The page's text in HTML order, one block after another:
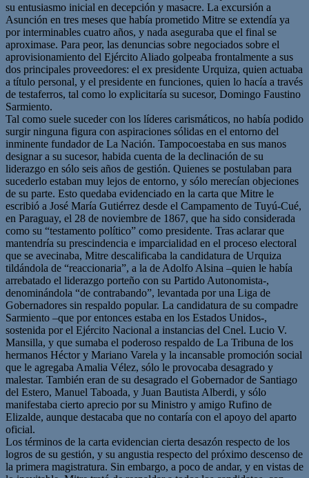
su entusiasmo inicial en decepción y masacre. La excursión a
Asunción en tres meses que había prometido Mitre se extendía ya
por interminables cuatro años, y nada aseguraba que el final se
aproximase. Para peor, las denuncias sobre negociados sobre el
aprovisionamiento del Ejército Aliado golpeaba frontalmente a sus
dos principales proveedores: el ex presidente Urquiza, quien actuaba
a título personal, y el presidente en funciones, quien lo hacía a través
de testaferros, tal como lo explicitaría su sucesor, Domingo Faustino
Sarmiento.
Tal como suele suceder con los líderes carismáticos, no había podido
surgir ninguna figura con aspiraciones sólidas en el entorno del
inminente fundador de La Nación. Tampocoestaba en sus manos
designar a su sucesor, habida cuenta de la declinación de su
liderazgo en sólo seis años de gestión. Quienes se postulaban para
sucederlo estaban muy lejos de entorno, y sólo merecían objeciones
de su parte. Esto quedaba evidenciado en la carta que Mitre le
escribió a José María Gutiérrez desde el Campamento de Tuyú-Cué,
en Paraguay, el 28 de noviembre de 1867, que ha sido considerada
como su “testamento político” como presidente. Tras aclarar que
mantendría su prescindencia e imparcialidad en el proceso electoral
que se avecinaba, Mitre descalificaba la candidatura de Urquiza
tildándola de “reaccionaria”, a la de Adolfo Alsina –quien le había
arrebatado el liderazgo porteño con su Partido Autonomista-,
denominándola “de contrabando”, levantada por una Liga de
Gobernadores sin respaldo popular. La candidatura de su compadre
Sarmiento –que por entonces estaba en los Estados Unidos-,
sostenida por el Ejército Nacional a instancias del Cnel. Lucio V.
Mansilla, y que sumaba el poderoso respaldo de La Tribuna de los
hermanos Héctor y Mariano Varela y la incansable promoción social
que le agregaba Amalia Vélez, sólo le provocaba desagrado y
malestar. También eran de su desagrado el Gobernador de Santiago
del Estero, Manuel Taboada, y Juan Bautista Alberdi, y sólo
manifestaba cierto aprecio por su Ministro y amigo Rufino de
Elizalde, aunque destacaba que no contaría con el apoyo del aparto
oficial.
Los términos de la carta evidencian cierta desazón respecto de los
logros de su gestión, y su angustia respecto del próximo descenso de
la primera magistratura. Sin embargo, a poco de andar, y en vistas de